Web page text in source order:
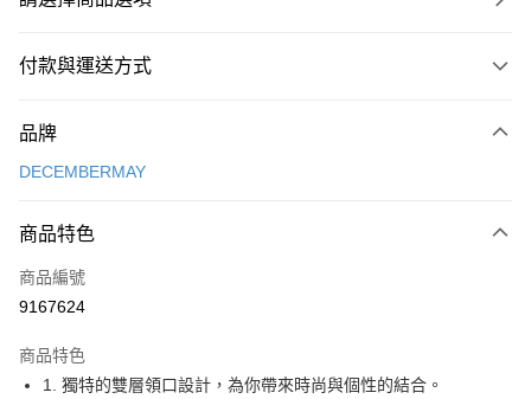
付款與運送方式
信用卡一次付款
LINE Pay
Apple Pay
悠遊付
品牌
DECEMBERMAY
商品特色
商品編號
9167624
商品特色
1. 獨特的雙層領口設計，為你帶來時尚與個性的結合。